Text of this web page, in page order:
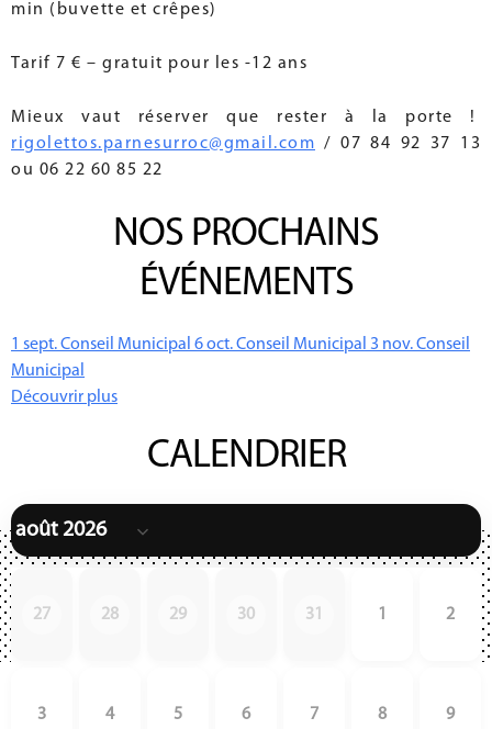
min (buvette et crêpes)
Tarif 7 € – gratuit pour les -12 ans
Mieux vaut réserver que rester à la porte !
rigolettos.parnesurroc@gmail.com / 07 84 92 37 13
ou 06 22 60 85 22
NOS PROCHAINS
ÉVÉNEMENTS
1 sept.Conseil Municipal 6oct.Conseil Municipal 3 nov.Conseil
Municipal
Découvrir plus
CALENDRIER
27 28 29 30 31 1 2
3 4 5 6 7 8 9